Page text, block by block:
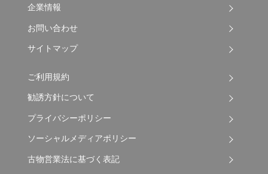
企業情報
お問い合わせ
サイトマップ
ご利用規約
勧誘方針について
プライバシーポリシー
ソーシャルメディアポリシー
古物営業法に基づく表記